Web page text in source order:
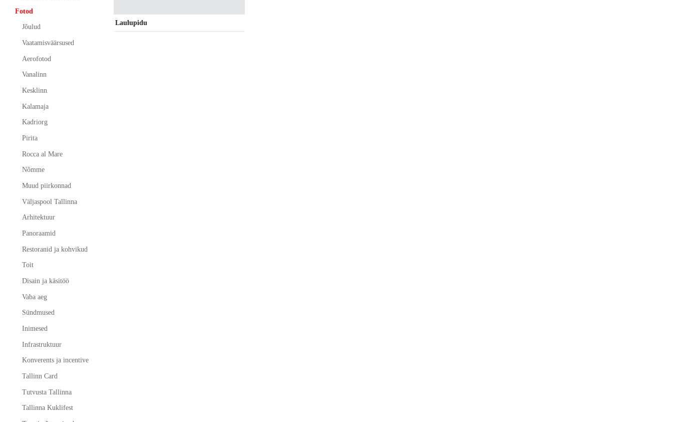
Fotod
Jõulud
Vaatamisväärsused
Aerofotod
Vanalinn
Kesklinn
Kalamaja
Kadriorg
Pirita
Rocca al Mare
Nõmme
Muud piirkonnad
Väljaspool Tallinna
Arhitektuur
Panoraamid
Restoranid ja kohvikud
Toit
Disain ja käsitöö
Vaba aeg
Sündmused
Inimesed
Infrastruktuur
Konverents ja incentive
Tallinn Card
Tutvusta Tallinna
Tallinna Kuklifest
Laulupidu